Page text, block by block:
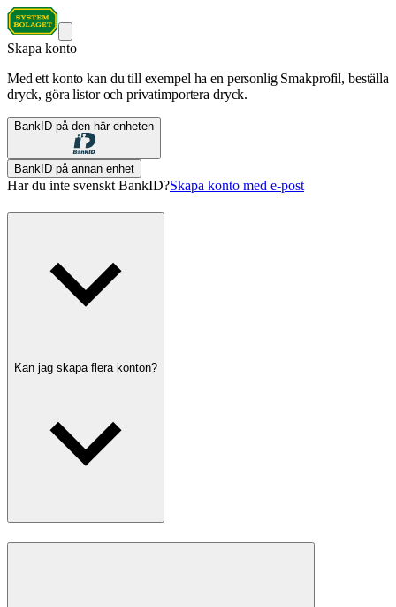
Skapa konto
Med ett konto kan du till exempel ha en personlig Smakprofil, beställa
dryck, göra listor och privatimportera dryck.
BankID på den här enheten
BankID på annan enhet
Har du inte svenskt BankID?Skapa konto med e-post
Kan jag skapa flera konton?